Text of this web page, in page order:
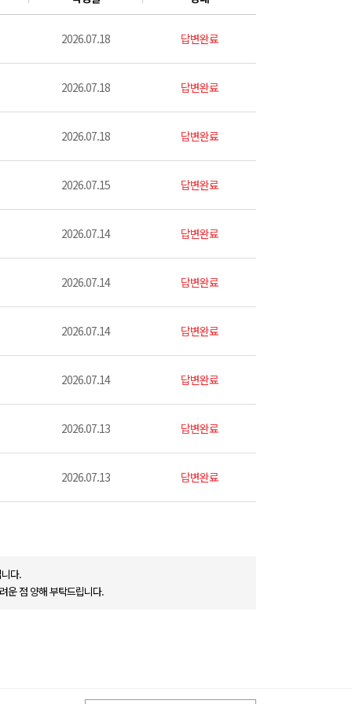
2026.07.18 답변완료
2026.07.18 답변완료
2026.07.18 답변완료
2026.07.15 답변완료
2026.07.14 답변완료
2026.07.14 답변완료
2026.07.14 답변완료
2026.07.14 답변완료
2026.07.13 답변완료
2026.07.13 답변완료
다.
운 점 양해 부탁드립니다.